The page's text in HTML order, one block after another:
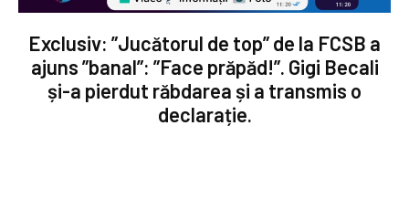
Exclusiv: ”Jucătorul de top” de la FCSB a
ajuns ”banal”: ”Face prăpăd!”. Gigi Becali
și-a pierdut răbdarea și a transmis o
declarație.